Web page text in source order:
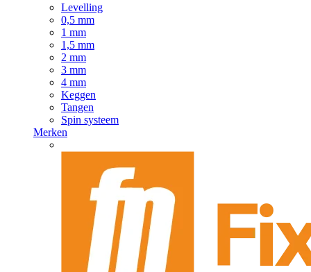
Levelling
0,5 mm
1 mm
1,5 mm
2 mm
3 mm
4 mm
Keggen
Tangen
Spin systeem
Merken